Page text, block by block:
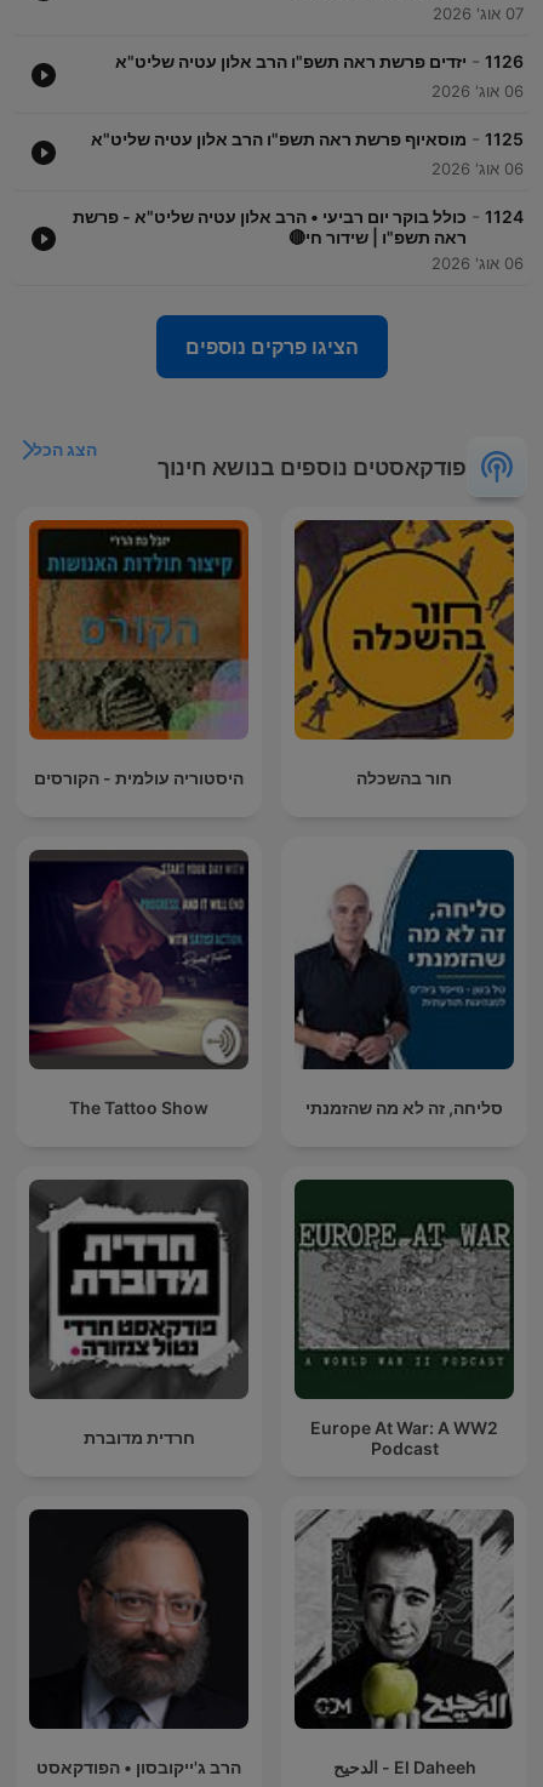
07 אוג' 2026
1126
- יזדים פרשת ראה תשפ"ו הרב אלון עטיה שליט"א
06 אוג' 2026
1125
- מוסאיוף פרשת ראה תשפ"ו הרב אלון עטיה שליט"א
06 אוג' 2026
1124
- כולל בוקר יום רביעי • הרב אלון עטיה שליט"א - פרשת
ראה תשפ"ו | שידור חי🔴
06 אוג' 2026
הציגו פרקים נוספים
פודקאסטים נוספים בנושא חינוך
הצג הכל
חור בהשכלה היסטוריה עולמית - הקורסים
סליחה, זה לא מה שהזמנתי The Tattoo Show
Europe At War: A WW2
Podcast
חרדית מדוברת
El Daheeh - الدحيح הרב ג'ייקובסון • הפודקאסט